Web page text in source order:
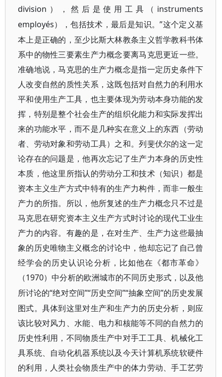
division ），然后是使用工具（ instruments
employés），包括技术，最后是知识。”这个定义基
本上是正确的，至少比斯大林教条主义哲学教科书体
系中的物性三要素生产力概念要离马克思更近一些。
准确地说，马克思的生产力概念是指一定历史条件下
人改变自然的质性关系，这既包括对自然力的利用水
平和使用生产工具，也主要体现为劳动本身功能的发
挥，特别是整个社会生产的组织化能力和实际发挥出
来的功能水平，而不是几种实在意义上的东西（劳动
者、劳动对象和劳动工具）之和。列斐伏尔的这一定
论存在的问题是，他再次忘记了生产力本身的历史性
本质，他这里所指认的劳动分工和技术（知识）都是
资本主义生产方式中特有的生产力构件，而非一般生
产力的所指。所以，他所复述的生产力概念只不过是
马克思在研究资本主义生产方式时讨论的现代工业生
产力的内容。有趣的是，在对生产、生产力这些最抽
象的历史唯物主义概念的讨论中，他却忘记了自己曾
经学会的历史认识论分析，比如他在《都市革命》
（1970）中分析的欧洲城市的不同历史形式，以及他
所讨论的“绝对空间”“历史空间”“抽象空间”的历史发展
图式。具体到这里对生产和生产力的历史分析，则应
该比较对风力、水能、电力和核能等不同的自然力的
历史性利用，不同物质生产中对手工工具、机械化工
具系统、自动化机器系统以及今天计算机系统软硬件
的利用，人类社会物质生产中的体力劳动、手工艺劳